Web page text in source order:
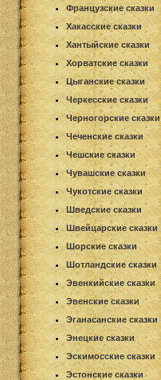
Французские сказки
Хакасские сказки
Хантыйские сказки
Хорватские сказки
Цыганские сказки
Черкесские сказки
Черногорские сказки
Чеченские сказки
Чешские сказки
Чувашские сказки
Чукотские сказки
Шведские сказки
Швейцарские сказки
Шорские сказки
Шотландские сказки
Эвенкийские сказки
Эвенские сказки
Эганасанские сказки
Энецкие сказки
Эскимосские сказки
Эстонские сказки